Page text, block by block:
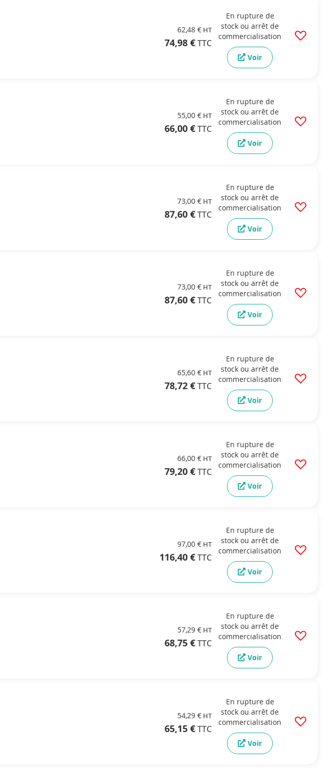
62,48 €
74,98 €
En rupture de
stock ou arrêt de
commercialisation
Voir
55,00 €
66,00 €
En rupture de
stock ou arrêt de
commercialisation
Voir
73,00 €
87,60 €
En rupture de
stock ou arrêt de
commercialisation
Voir
73,00 €
87,60 €
En rupture de
stock ou arrêt de
commercialisation
Voir
65,60 €
78,72 €
En rupture de
stock ou arrêt de
commercialisation
Voir
66,00 €
79,20 €
En rupture de
stock ou arrêt de
commercialisation
Voir
97,00 €
116,40 €
En rupture de
stock ou arrêt de
commercialisation
Voir
57,29 €
68,75 €
En rupture de
stock ou arrêt de
commercialisation
Voir
54,29 €
65,15 €
En rupture de
stock ou arrêt de
commercialisation
Voir